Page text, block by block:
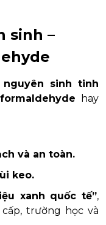
sinh –
nguyên sinh tinh
formaldehyde hay
và an toàn.
keo.
xanh quốc tế”,
trường học và